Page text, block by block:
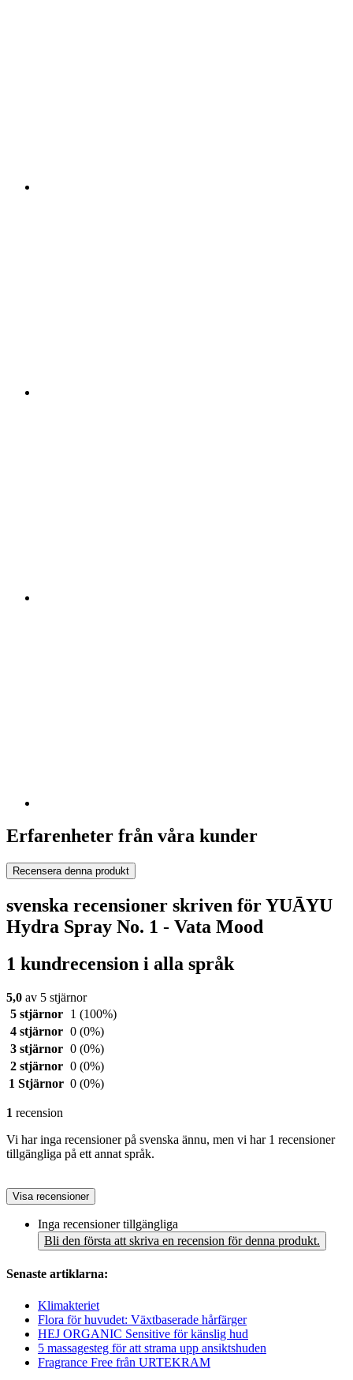
Erfarenheter från våra kunder
Recensera denna produkt
svenska recensioner skriven för YUĀYU
Hydra Spray No. 1 - Vata Mood
1 kundrecension i alla språk
5,0 av 5 stjärnor
5 stjärnor
1 (100%)
4 stjärnor 0 (0%)
3 stjärnor 0 (0%)
2 stjärnor 0 (0%)
1 Stjärnor 0 (0%)
1 recension
Vi har inga recensioner på svenska ännu, men vi har 1 recensioner
tillgängliga på ett annat språk.
Visa recensioner
Inga recensioner tillgängliga
Bli den första att skriva en recension för denna produkt.
Senaste artiklarna:
Klimakteriet
Flora för huvudet: Växtbaserade hårfärger
HEJ ORGANIC Sensitive för känslig hud
5 massagesteg för att strama upp ansiktshuden
Fragrance Free från URTEKRAM